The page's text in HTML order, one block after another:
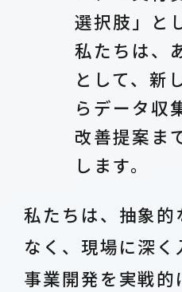
選択肢」と
私たちは、
として、新
らデータ収
改善提案ま
します。
私たちは、抽象
なく、現場に深く
事業開発を実戦的